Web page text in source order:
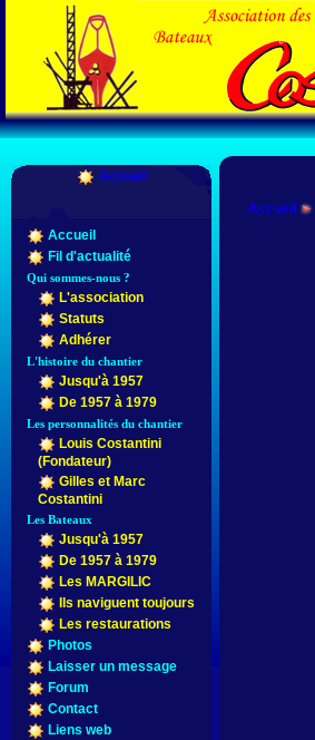
Accueil
Accueil
Fil d'actualité
Qui sommes-nous ?
L'association
Statuts
Adhérer
L'histoire du chantier
Jusqu'à 1957
De 1957 à 1979
Les personnalités du chantier
Louis Costantini
(Fondateur)
Gilles et Marc
Costantini
Les Bateaux
Jusqu'à 1957
De 1957 à 1979
Les MARGILIC
Ils naviguent toujours
Les restaurations
Photos
Laisser un message
Forum
Contact
Liens web
Accueil